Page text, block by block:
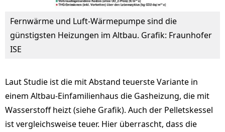
Fernwärme und Luft-Wärmepumpe sind die
günstigsten Heizungen im Altbau. Grafik: Fraunhofer
ISE
Laut Studie ist die mit Abstand teuerste Variante in
einem Altbau-Einfamilienhaus die Gasheizung, die mit
Wasserstoff heizt (siehe Grafik). Auch der Pelletskessel
ist vergleichsweise teuer. Hier überrascht, dass die